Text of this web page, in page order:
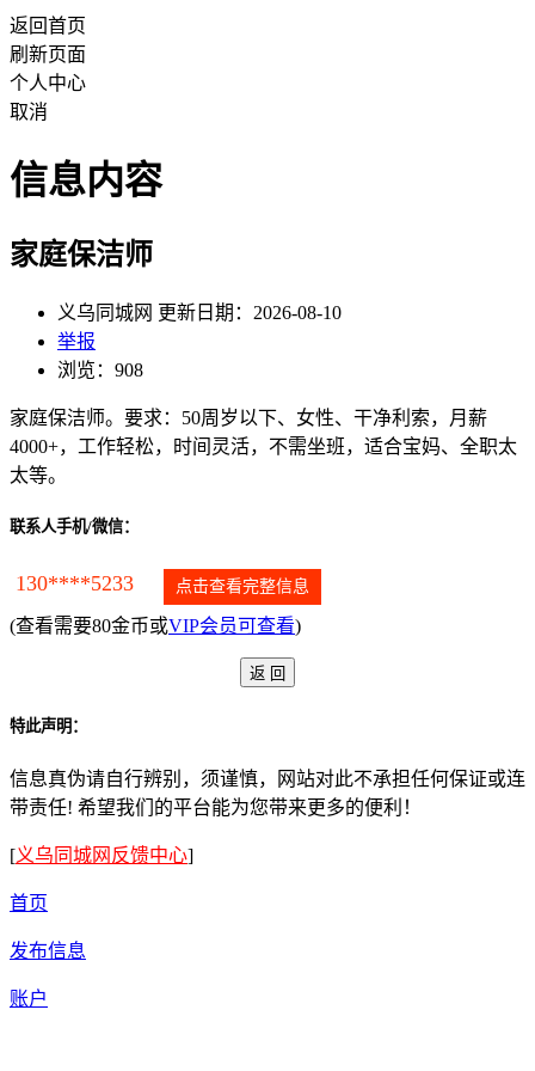
返回首页
刷新页面
个人中心
取消
信息内容
家庭保洁师
义乌同城网 更新日期：2026-08-10
举报
浏览：908
家庭保洁师。要求：50周岁以下、女性、干净利索，月薪
4000+，工作轻松，时间灵活，不需坐班，适合宝妈、全职太
太等。
联系人手机/微信：
130****5233 点击查看完整信息
(查看需要80金币或VIP会员可查看)
特此声明：
信息真伪请自行辨别，须谨慎，网站对此不承担任何保证或连
带责任! 希望我们的平台能为您带来更多的便利！
[义乌同城网反馈中心]
首页
发布信息
账户